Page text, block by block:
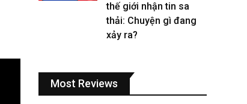
thế giới nhận tin sa
thải: Chuyện gì đang
xảy ra?
Most Reviews